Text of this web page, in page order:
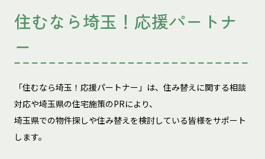
住むなら埼玉！応援パートナ
ー
「住むなら埼玉！応援パートナー」は、住み替えに関する相談
対応や埼玉県の住宅施策のPRにより、
埼玉県での物件探しや住み替えを検討している皆様をサポート
します。